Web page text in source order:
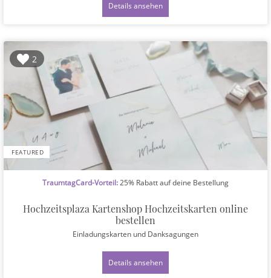
Details ansehen
2
FEATURED
TraumtagCard-Vorteil: 25% Rabatt auf deine Bestellung
Hochzeitsplaza Kartenshop Hochzeitskarten online
bestellen
Einladungskarten und Danksagungen
Details ansehen